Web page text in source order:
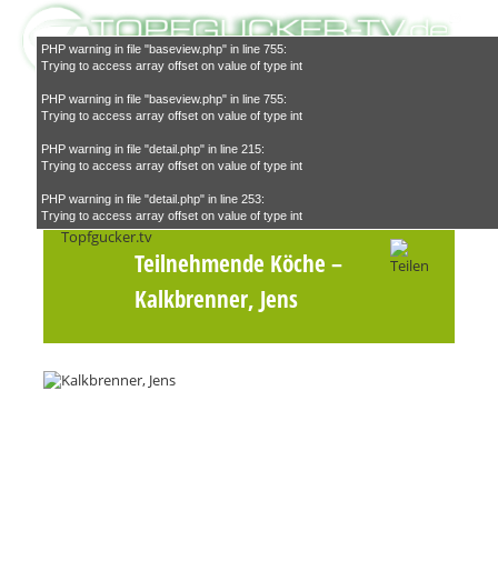
Teilnehmende Köche –
Kalkbrenner, Jens
PHP warning in file "baseview.php" in line 755:
Trying to access array offset on value of type int
PHP warning in file "baseview.php" in line 755:
Trying to access array offset on value of type int
PHP warning in file "detail.php" in line 215:
Trying to access array offset on value of type int
PHP warning in file "detail.php" in line 253:
Trying to access array offset on value of type int